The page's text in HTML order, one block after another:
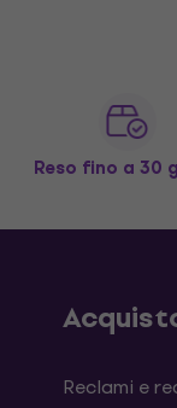
Reso fino a 30
Reclami e